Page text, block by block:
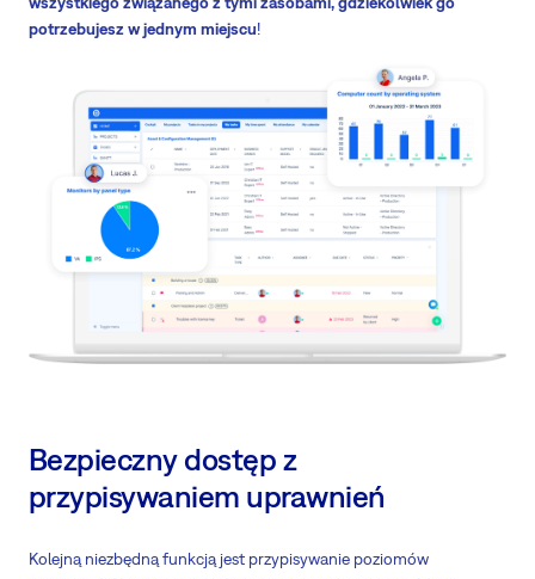
potrzebujesz w jednym miejscu!
Bezpieczny dostęp z
przypisywaniem uprawnień
Kolejną niezbędną funkcją jest przypisywanie poziomów